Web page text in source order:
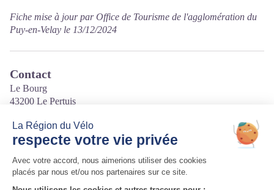
Fiche mise à jour par Office de Tourisme de l'agglomération du
Puy-en-Velay le 13/12/2024
Contact
Le Bourg
43200 Le Pertuis
Courriel:
william.darne0307@orange.fr
Site internet:
https://caferestaurantducol.fr/